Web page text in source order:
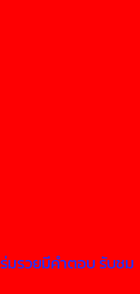
มรวยมีคำตอบ รับชม